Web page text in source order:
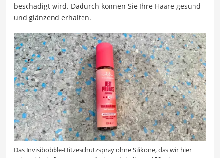
beschädigt wird. Dadurch können Sie Ihre Haare gesund
und glänzend erhalten.
Das Invisibobble-Hitzeschutzspray ohne Silikone, das wir hier